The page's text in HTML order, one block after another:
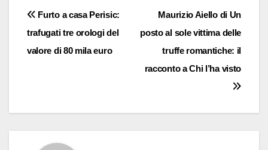
Navigazione
articoli
Maurizio Aiello di Un
posto al sole vittima delle
truffe romantiche: il
racconto a Chi l’ha visto
Furto a casa Perisic:
trafugati tre orologi del
valore di 80 mila euro